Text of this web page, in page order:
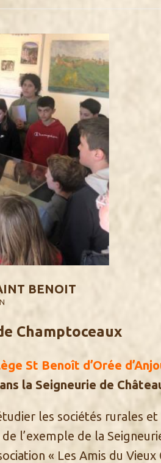
BENOIT
Champtoceaux
St Benoît d’Orée
la Seigneurie de
les sociétés rurales
l’exemple de la
« Les Amis du